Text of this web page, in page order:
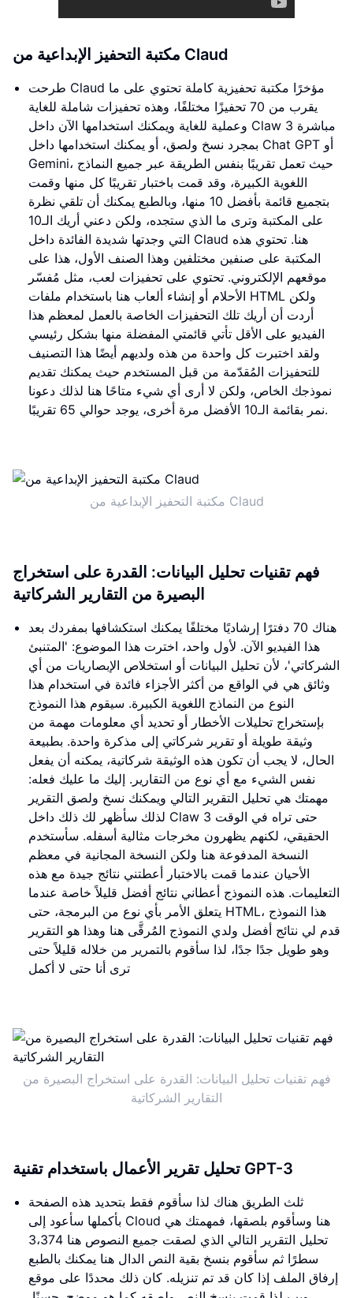
مكتبة التحفيز الإبداعية من Claud
طرحت Claud مؤخرًا مكتبة تحفيزية كاملة تحتوي على ما
يقرب من 70 تحفيزًا مختلفًا، وهذه تحفيزات شاملة للغاية
وعملية للغاية ويمكنك استخدامها الآن داخل Claw 3 مباشرة
بمجرد نسخ ولصق، أو يمكنك استخدامها داخل Chat GPT أو
Gemini، حيث تعمل تقريبًا بنفس الطريقة عبر جميع النماذج
اللغوية الكبيرة، وقد قمت باختبار تقريبًا كل منها وقمت
بتجميع قائمة بأفضل 10 منها، وبالطبع يمكنك أن تلقي نظرة
على المكتبة وترى ما الذي ستجده، ولكن دعني أريك الـ10
التي وجدتها شديدة الفائدة داخل Claud هنا. تحتوي هذه
المكتبة على صنفين مختلفين وهذا الصنف الأول، هذا على
موقعهم الإلكتروني. تحتوي على تحفيزات لعب، مثل مُفسّر
الأحلام أو إنشاء ألعاب هنا باستخدام ملفات HTML ولكن
أردت أن أريك تلك التحفيزات الخاصة بالعمل لمعظم هذا
الفيديو على الأقل تأتي قائمتي المفضلة منها بشكل رئيسي
ولقد اختبرت كل واحدة من هذه ولديهم أيضًا هذا التصنيف
للتحفيزات المُقدّمة من قبل المستخدم حيث يمكنك تقديم
نموذجك الخاص، ولكن لا أرى أي شيء متاحًا هنا لذلك دعونا
نمر بقائمة الـ10 الأفضل مرة أخرى، يوجد حوالي 65 تقريبًا.
مكتبة التحفيز الإبداعية من Claud
فهم تقنيات تحليل البيانات: القدرة على استخراج
البصيرة من التقارير الشركاتية
هناك 70 دفترًا إرشاديًا مختلفًا يمكنك استكشافها بمفردك بعد
هذا الفيديو الآن. لأول واحد، اخترت هذا الموضوع: 'المتنبئ
الشركاتي'، لأن تحليل البيانات أو استخلاص الإبصاريات من أي
وثائق هي في الواقع من أكثر الأجزاء فائدة في استخدام هذا
النوع من النماذج اللغوية الكبيرة. سيقوم هذا النموذج
بإستخراج تحليلات الأخطار أو تحديد أي معلومات مهمة من
وثيقة طويلة أو تقرير شركاتي إلى مذكرة واحدة. بطبيعة
الحال، لا يجب أن تكون هذه الوثيقة شركاتية، يمكنه أن يفعل
نفس الشيء مع أي نوع من التقارير. إليك ما عليك فعله:
مهمتك هي تحليل التقرير التالي ويمكنك نسخ ولصق التقرير
لذلك سأظهر لك ذلك داخل Claw 3 حتى تراه في الوقت
الحقيقي، لكنهم يظهرون مخرجات مثالية أسفله. سأستخدم
النسخة المدفوعة هنا ولكن النسخة المجانية في معظم
الأحيان عندما قمت بالاختبار أعطتني نتائج جيدة مع هذه
التعليمات. هذه النموذج أعطاني نتائج أفضل قليلاً خاصة عندما
يتعلق الأمر بأي نوع من البرمجة، حتى HTML، هذا النموذج
قدم لي نتائج أفضل ولدي النموذج المُرقَّى هنا وهذا هو التقرير
وهو طويل جدًا جدًا، لذا سأقوم بالتمرير من خلاله قليلاً حتى
ترى أنا حتى لا أكمل
فهم تقنيات تحليل البيانات: القدرة على استخراج البصيرة من
التقارير الشركاتية
تحليل تقرير الأعمال باستخدام تقنية GPT-3
ثلث الطريق هناك لذا سأقوم فقط بتحديد هذه الصفحة
بأكملها سأعود إلى Cloud هنا وسأقوم بلصقها، فمهمتك هي
تحليل التقرير التالي الذي لصقت جميع النصوص هنا 3،374
سطرًا ثم سأقوم بنسخ بقية النص الدال هنا يمكنك بالطبع
إرفاق الملف إذا كان قد تم تنزيله. كان ذلك محددًا على موقع